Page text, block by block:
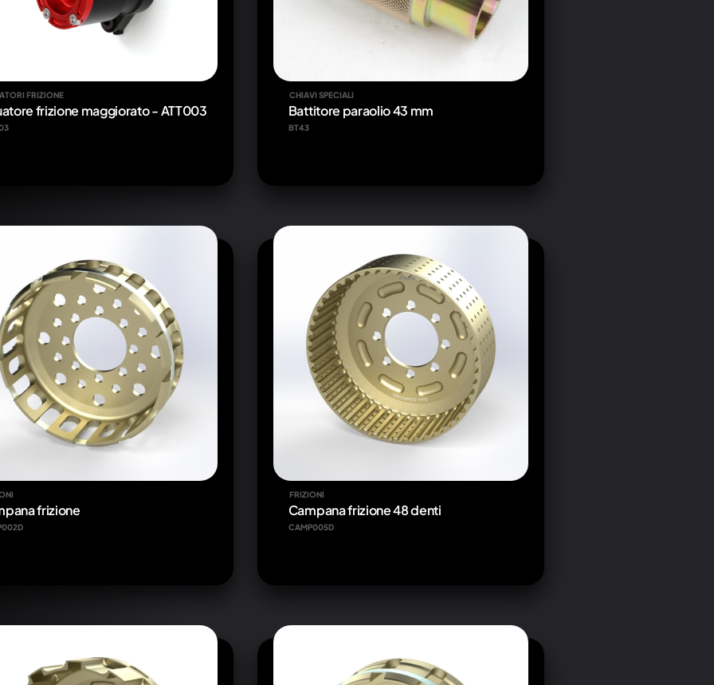
FRIZIONE
frizione maggiorato - ATT003
CHIAVI SPECIALI
Battitore paraolio 43 mm
BT43
frizione
FRIZIONI
Campana frizione 48 denti
CAMP005D